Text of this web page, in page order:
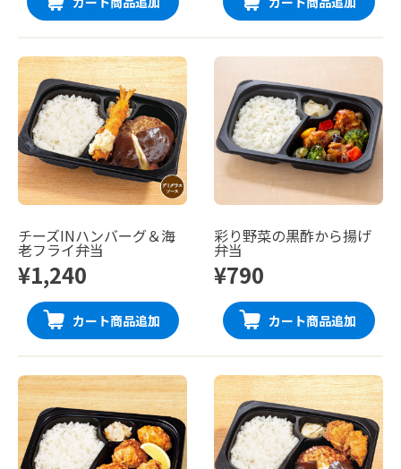
チーズINハンバーグ＆海
老フライ弁当
¥1,240
カート商品追加
彩り野菜の黒酢から揚げ
弁当
¥790
カート商品追加